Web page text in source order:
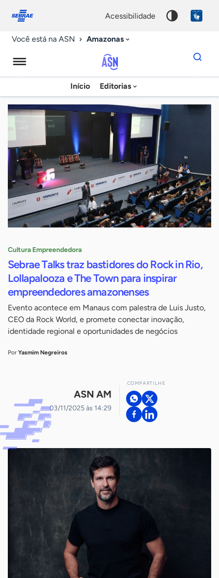
conosco
acessibilidade
Você está na ASN Amazonas
Agência
Sebrae
de
Notícias
Início Editorias
Dados
para
chave
Cultura Empreendedora
Sebrae Talks traz bastidores do Rock in Rio,
Lollapalooza e The Town para inspirar
empreendedores amazonenses
Evento acontece em Manaus com palestra de Luis Justo,
CEO da Rock World, e promete conectar inovação,
identidade regional e oportunidades de negócios
Por Yasmim Negreiros
ASN AM
03/11/2025 às 14:29
COMPARTILHE